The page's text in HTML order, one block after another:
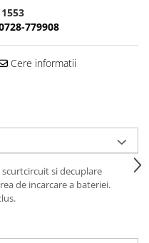
1553
779908
Cere informatii
si decuplare
de incarcare a bateriei.